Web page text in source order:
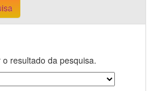
resultado da pesquisa.